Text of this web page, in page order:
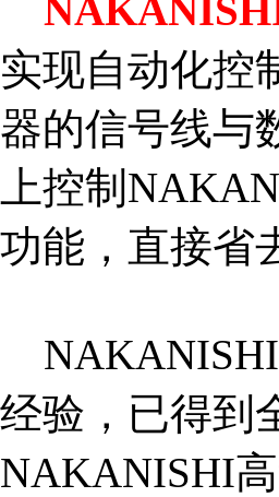
实现自动化控
器的信号线与
上控制
功能，直接省
NAKANISHI
经验，已得到
NAKANISHI